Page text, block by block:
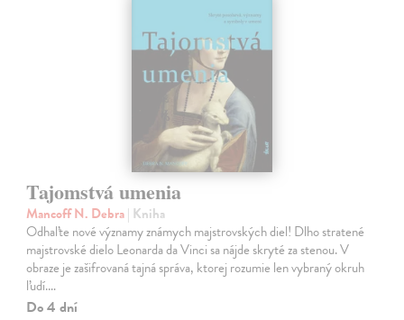
Tajomstvá umenia
Mancoff N. Debra| Kniha
Odhaľte nové významy známych majstrovských diel! Dlho stratené
majstrovské dielo Leonarda da Vinci sa nájde skryté za stenou. V
obraze je zašifrovaná tajná správa, ktorej rozumie len vybraný okruh
ľudí.…
Do 4 dní